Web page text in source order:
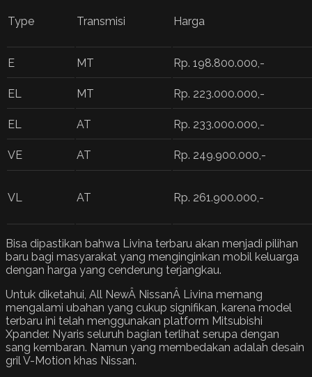
Type Transmisi Harga
E MT Rp. 198.800.000,-
EL MT Rp. 223.000.000,-
EL AT Rp. 233.000.000,-
VE AT Rp. 249.900.000,-
VL AT Rp. 261.900.000,-
Bisa dipastikan bahwa Livina terbaru akan menjadi pilihan
baru bagi masyarakat yang menginginkan mobil keluarga
dengan harga yang cenderung terjangkau.
Untuk diketahui, All NewÂ NissanÂ Livina memang
mengalami ubahan yang cukup signifikan, karena model
terbaru ini telah menggunakan platform Mitsubishi
Xpander. Nyaris seluruh bagian terlihat serupa dengan
sang kembaran. Namun yang membedakan adalah desain
gril V-Motion khas Nissan.